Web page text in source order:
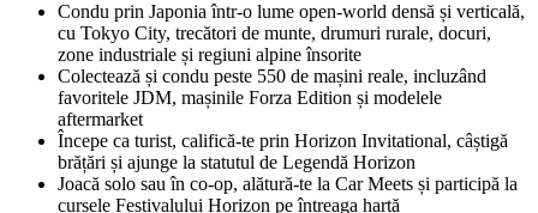
Condu prin Japonia într‑o lume open‑world densă și verticală,
cu Tokyo City, trecători de munte, drumuri rurale, docuri,
zone industriale și regiuni alpine însorite
Colectează și condu peste 550 de mașini reale, incluzând
favoritele JDM, mașinile Forza Edition și modelele
aftermarket
Începe ca turist, califică‑te prin Horizon Invitational, câștigă
brățări și ajunge la statutul de Legendă Horizon
Joacă solo sau în co‑op, alătură‑te la Car Meets și participă la
cursele Festivalului Horizon pe întreaga hartă